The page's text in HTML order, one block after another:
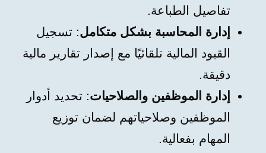
تفاصيل الطباعة.
إدارة المحاسبة بشكل متكامل: تسجيل
القيود المالية تلقائيًا مع إصدار تقارير مالية
دقيقة.
إدارة الموظفين والصلاحيات: تحديد أدوار
الموظفين وصلاحياتهم لضمان توزيع
المهام بفعالية.